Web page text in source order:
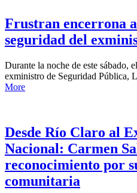
Frustran encerrona
seguridad del
Durante la noche de este sábado,
exministro de Seguridad Pública,
More
Desde Río Claro al
Nacional: Carmen
reconocimiento por
comunitaria